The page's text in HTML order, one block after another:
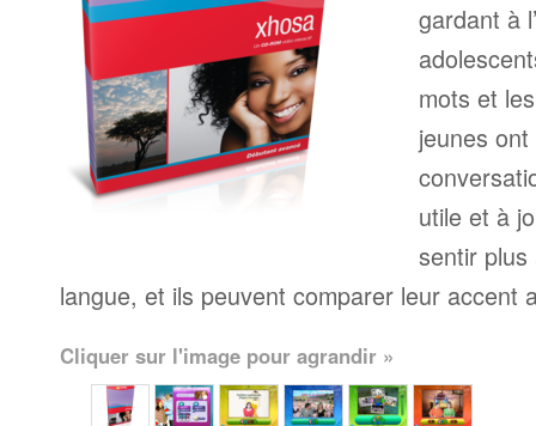
gardant à
mots et
jeunes
utile et à
sentir plus
langue, et ils peuvent comparer leur accent
Cliquer sur l'image pour agrandir »